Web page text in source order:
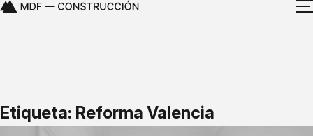
Etiqueta: Reforma Valencia